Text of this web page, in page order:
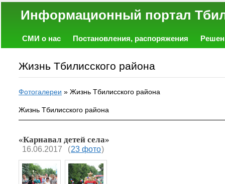
Информационный
СМИ о нас Постановления, распоряжения
Жизнь Тбилисского района
Фотогалереи » Жизнь Тбилисского района
Жизнь Тбилисского района
«Карнавал детей села»
16.06.2017 (23 фото)